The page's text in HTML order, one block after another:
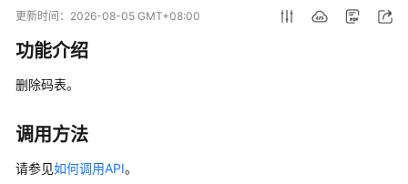
动
务
告
产
更新时间： 2026-08-05 GMT+08:00
功能介绍
删除码表。
调用方法
请参见如何调用API。